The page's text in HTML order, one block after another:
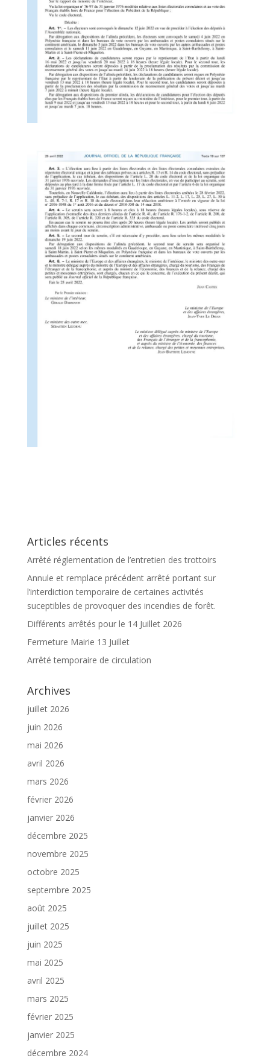
Articles récents
Arrêté réglementation de l’entretien des trottoirs
Annule et remplace précédent arrêté portant sur
l’interdiction temporaire de certaines activités
suceptibles de provoquer des incendies de forêt.
Différents arrêtés pour le 14 Juillet 2026
Fermeture Mairie 13 Juillet
Arrêté temporaire de circulation
Archives
juillet 2026
juin 2026
mai 2026
avril 2026
mars 2026
février 2026
janvier 2026
décembre 2025
novembre 2025
octobre 2025
septembre 2025
août 2025
juillet 2025
juin 2025
mai 2025
avril 2025
mars 2025
février 2025
janvier 2025
décembre 2024